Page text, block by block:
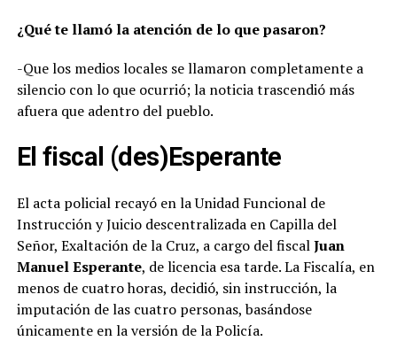
¿Qué te llamó la atención de lo que pasaron?
-Que los medios locales se llamaron completamente a
silencio con lo que ocurrió; la noticia trascendió más
afuera que adentro del pueblo.
El fiscal (des)Esperante
El acta policial recayó en la Unidad Funcional de
Instrucción y Juicio descentralizada en Capilla del
Señor, Exaltación de la Cruz, a cargo del fiscalJuan
Manuel Esperante, de licencia esa tarde. La Fiscalía, en
menos de cuatro horas, decidió, sin instrucción, la
imputación de las cuatro personas, basándose
únicamente en la versión de la Policía.